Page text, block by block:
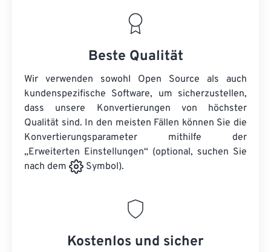
Beste Qualität
Wir verwenden sowohl Open Source als auch
kundenspezifische Software, um sicherzustellen,
dass unsere Konvertierungen von höchster
Qualität sind. In den meisten Fällen können Sie die
Konvertierungsparameter mithilfe der
„Erweiterten Einstellungen“ (optional, suchen Sie
nach dem
Symbol).
Kostenlos und sicher